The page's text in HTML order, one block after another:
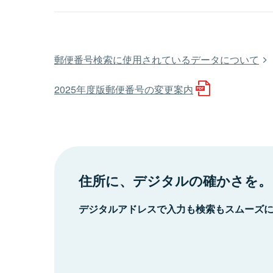
郵便番号検索に使用されているデータについて
2025年度版郵便番号の変更案内
住所に、デジタルの確かさを。
デジタルアドレスで入力も検索もスムーズ